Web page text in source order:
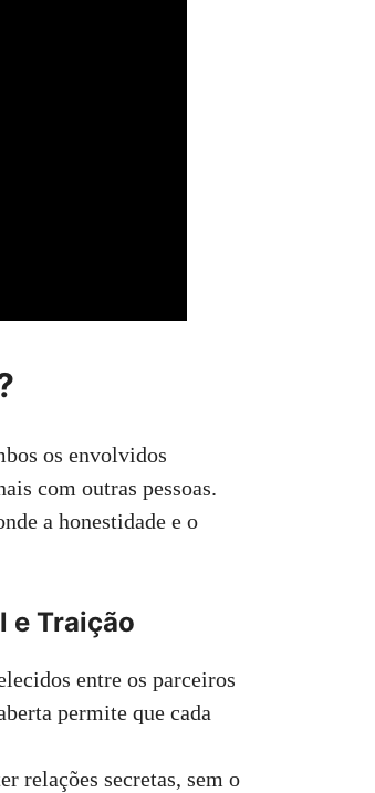
os envolvidos
com outras pessoas.
a honestidade e o
e Traição
entre os parceiros
permite que cada
relações secretas, sem o